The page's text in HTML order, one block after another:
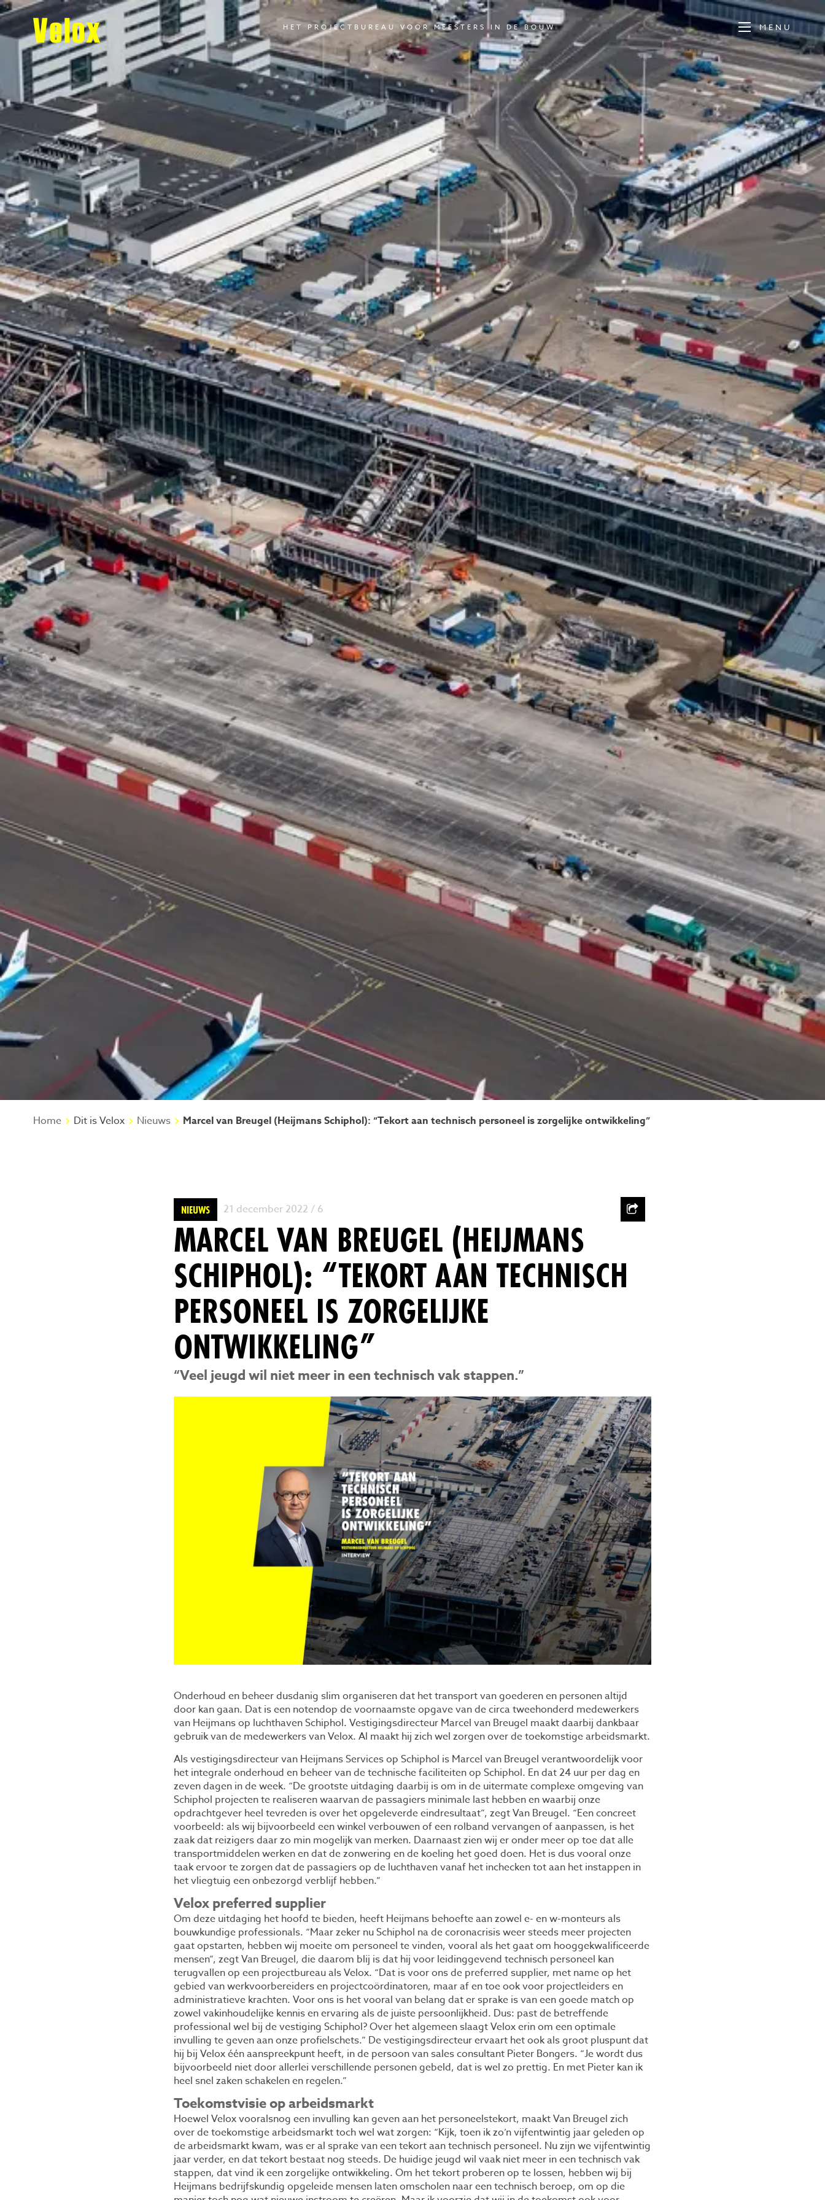
HET PROJECTBUREAU VOOR MEESTERS IN DE BOUW MENU
Home Dit is Velox Nieuws Marcel van Breugel (Heijmans Schiphol): “Tekort aan technisch personeel is zorgelijke ontwikkeling”
NIEUWS 21 december 2022 / 6
MARCEL VAN BREUGEL (HEIJMANS
SCHIPHOL): “TEKORT AAN TECHNISCH
PERSONEEL IS ZORGELIJKE
ONTWIKKELING”
“Veel jeugd wil niet meer in een technisch vak stappen.”
Onderhoud en beheer dusdanig slim organiseren dat het transport van goederen en personen altijd
door kan gaan. Dat is een notendop de voornaamste opgave van de circa tweehonderd medewerkers
van Heijmans op luchthaven Schiphol. Vestigingsdirecteur Marcel van Breugel maakt daarbij dankbaar
gebruik van de medewerkers van Velox. Al maakt hij zich wel zorgen over de toekomstige arbeidsmarkt.
Als vestigingsdirecteur van Heijmans Services op Schiphol is Marcel van Breugel verantwoordelijk voor
het integrale onderhoud en beheer van de technische faciliteiten op Schiphol. En dat 24 uur per dag en
zeven dagen in de week. “De grootste uitdaging daarbij is om in de uitermate complexe omgeving van
Schiphol projecten te realiseren waarvan de passagiers minimale last hebben en waarbij onze
opdrachtgever heel tevreden is over het opgeleverde eindresultaat”, zegt Van Breugel. “Een concreet
voorbeeld: als wij bijvoorbeeld een winkel verbouwen of een rolband vervangen of aanpassen, is het
zaak dat reizigers daar zo min mogelijk van merken. Daarnaast zien wij er onder meer op toe dat alle
transportmiddelen werken en dat de zonwering en de koeling het goed doen. Het is dus vooral onze
taak ervoor te zorgen dat de passagiers op de luchthaven vanaf het inchecken tot aan het instappen in
het vliegtuig een onbezorgd verblijf hebben.”
Velox preferred supplier
Om deze uitdaging het hoofd te bieden, heeft Heijmans behoefte aan zowel e- en w-monteurs als
bouwkundige professionals. “Maar zeker nu Schiphol na de coronacrisis weer steeds meer projecten
gaat opstarten, hebben wij moeite om personeel te vinden, vooral als het gaat om hooggekwalificeerde
mensen”, zegt Van Breugel, die daarom blij is dat hij voor leidinggevend technisch personeel kan
terugvallen op een projectbureau als Velox. “Dat is voor ons de preferred supplier, met name op het
gebied van werkvoorbereiders en projectcoördinatoren, maar af en toe ook voor projectleiders en
administratieve krachten. Voor ons is het vooral van belang dat er sprake is van een goede match op
zowel vakinhoudelijke kennis en ervaring als de juiste persoonlijkheid. Dus: past de betreffende
professional wel bij de vestiging Schiphol? Over het algemeen slaagt Velox erin om een optimale
invulling te geven aan onze profielschets.” De vestigingsdirecteur ervaart het ook als groot pluspunt dat
hij bij Velox één aanspreekpunt heeft, in de persoon van sales consultant Pieter Bongers. “Je wordt dus
bijvoorbeeld niet door allerlei verschillende personen gebeld, dat is wel zo prettig. En met Pieter kan ik
heel snel zaken schakelen en regelen.”
Toekomstvisie op arbeidsmarkt
Hoewel Velox vooralsnog een invulling kan geven aan het personeelstekort, maakt Van Breugel zich
over de toekomstige arbeidsmarkt toch wel wat zorgen: “Kijk, toen ik zo’n vijfentwintig jaar geleden op
de arbeidsmarkt kwam, was er al sprake van een tekort aan technisch personeel. Nu zijn we vijfentwintig
jaar verder, en dat tekort bestaat nog steeds. De huidige jeugd wil vaak niet meer in een technisch vak
stappen, dat vind ik een zorgelijke ontwikkeling. Om het tekort proberen op te lossen, hebben wij bij
Heijmans bedrijfskundig opgeleide mensen laten omscholen naar een technisch beroep, om op die